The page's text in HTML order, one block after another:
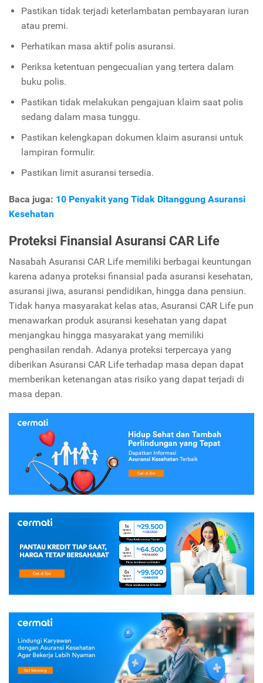
Pastikan tidak terjadi keterlambatan pembayaran iuran
atau premi.
Perhatikan masa aktif polis asuransi.
Periksa ketentuan pengecualian yang tertera dalam
buku polis.
Pastikan tidak melakukan pengajuan klaim saat polis
sedang dalam masa tunggu.
Pastikan kelengkapan dokumen klaim asuransi untuk
lampiran formulir.
Pastikan limit asuransi tersedia.
Baca juga: 10 Penyakit yang Tidak Ditanggung Asuransi
Kesehatan
Proteksi Finansial Asuransi CAR Life
Nasabah Asuransi CAR Life memiliki berbagai keuntungan
karena adanya proteksi finansial pada asuransi kesehatan,
asuransi jiwa, asuransi pendidikan, hingga dana pensiun.
Tidak hanya masyarakat kelas atas, Asuransi CAR Life pun
menawarkan produk asuransi kesehatan yang dapat
menjangkau hingga masyarakat yang memiliki
penghasilan rendah. Adanya proteksi terpercaya yang
diberikan Asuransi CAR Life terhadap masa depan dapat
memberikan ketenangan atas risiko yang dapat terjadi di
masa depan.